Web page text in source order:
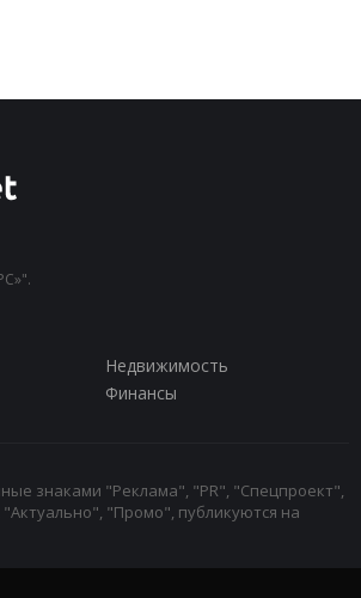
Недвижимость
Финансы
знаками "Реклама", "PR", "Спецпроект",
"Промо", публикуются на